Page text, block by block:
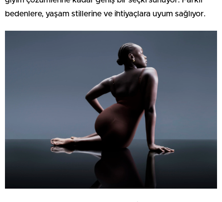
bedenlere, yaşam stillerine ve ihtiyaçlara uyum sağlıyor.